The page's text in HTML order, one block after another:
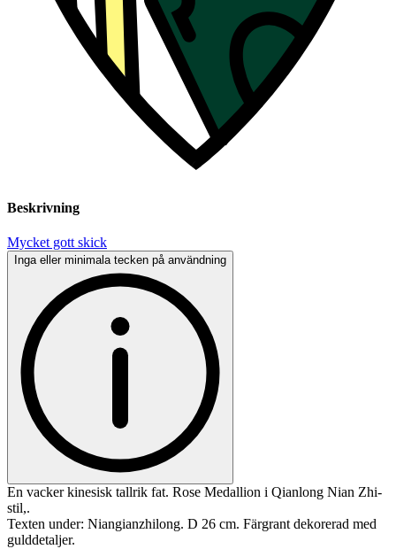
Beskrivning
Mycket gott skick
Inga eller minimala tecken på användning
En vacker kinesisk tallrik fat. Rose Medallion i Qianlong Nian Zhi-
stil,.
Texten under: Niangianzhilong. D 26 cm. Färgrant dekorerad med
gulddetaljer.